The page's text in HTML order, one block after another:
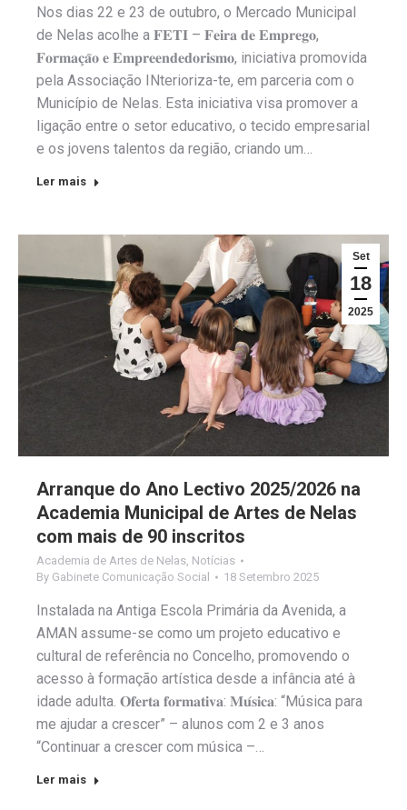
Nos dias 22 e 23 de outubro, o Mercado Municipal
de Nelas acolhe a 𝐅𝐄𝐓𝐈 – 𝐅𝐞𝐢𝐫𝐚 𝐝𝐞 𝐄𝐦𝐩𝐫𝐞𝐠𝐨,
𝐅𝐨𝐫𝐦𝐚𝐜̧𝐚̃𝐨 𝐞 𝐄𝐦𝐩𝐫𝐞𝐞𝐧𝐝𝐞𝐝𝐨𝐫𝐢𝐬𝐦𝐨, iniciativa promovida
pela Associação INterioriza-te, em parceria com o
Município de Nelas. Esta iniciativa visa promover a
ligação entre o setor educativo, o tecido empresarial
e os jovens talentos da região, criando um…
Ler mais
Set
18
2025
Arranque do Ano Lectivo 2025/2026 na
Academia Municipal de Artes de Nelas
com mais de 90 inscritos
Academia de Artes de Nelas, Notícias
By Gabinete Comunicação Social 18 Setembro 2025
Instalada na Antiga Escola Primária da Avenida, a
AMAN assume-se como um projeto educativo e
cultural de referência no Concelho, promovendo o
acesso à formação artística desde a infância até à
idade adulta. 𝐎𝐟𝐞𝐫𝐭𝐚 𝐟𝐨𝐫𝐦𝐚𝐭𝐢𝐯𝐚: 𝐌𝐮́𝐬𝐢𝐜𝐚: “Música para
me ajudar a crescer” – alunos com 2 e 3 anos
“Continuar a crescer com música –…
Ler mais